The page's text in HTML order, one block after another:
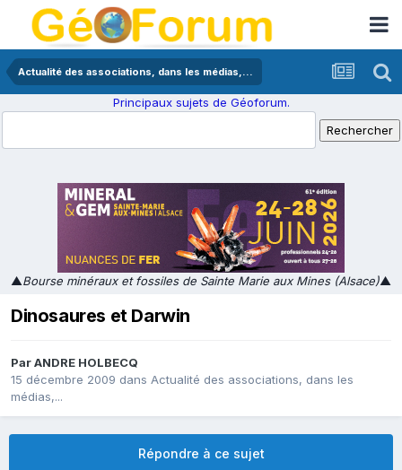
Actualité des associations, dans les médias,...
Principaux sujets de Géoforum.
▲Bourse minéraux et fossiles de Sainte Marie aux Mines (Alsace)▲
Dinosaures et Darwin
ParANDRE HOLBECQ
15 décembre 2009 dans Actualité des associations, dans les
médias,...
Répondre à ce sujet